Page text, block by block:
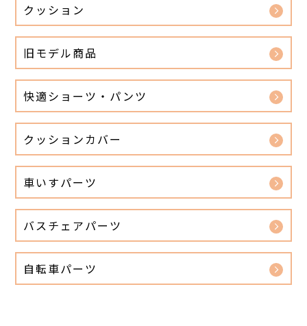
クッション
旧モデル商品
快適ショーツ・パンツ
クッションカバー
車いすパーツ
バスチェアパーツ
自転車パーツ